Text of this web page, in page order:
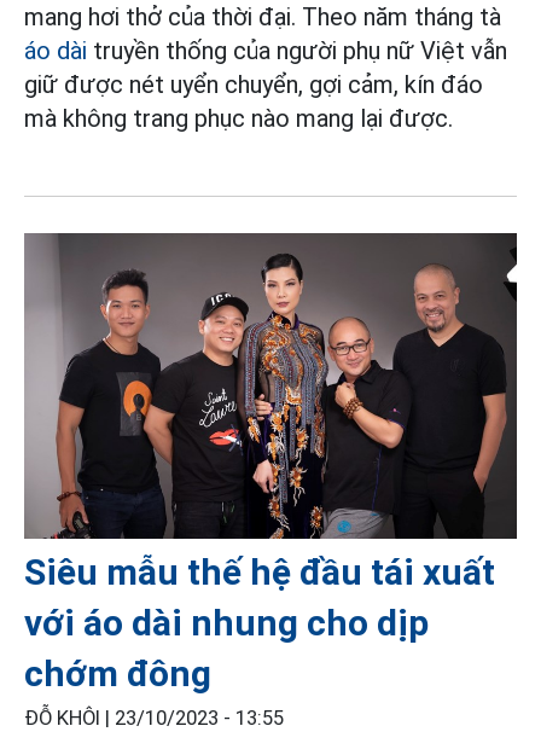
mang hơi thở của thời đại. Theo năm tháng tà
áo dài truyền thống của người phụ nữ Việt vẫn
giữ được nét uyển chuyển, gợi cảm, kín đáo
mà không trang phục nào mang lại được.
Siêu mẫu thế hệ đầu tái xuất
với áo dài nhung cho dịp
chớm đông
ĐỖ KHÔI | 23/10/2023 - 13:55